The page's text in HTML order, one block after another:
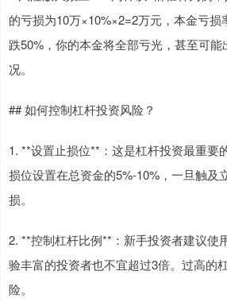
的亏损为10万×10%×2=2万元，本金亏损
跌50%，你的本金将全部亏光，甚至可
况。
## 如何控制杠杆投资风险？
1. **设置止损位**：这是杠杆投资最重要
损位设置在总资金的5%-10%，一旦触及
损。
2. **控制杠杆比例**：新手投资者建议使
验丰富的投资者也不宜超过3倍。过高的
险。